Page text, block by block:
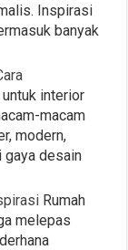
Inspirasi
banyak
interior
macam
modern,
gaya desain
Rumah
melepas